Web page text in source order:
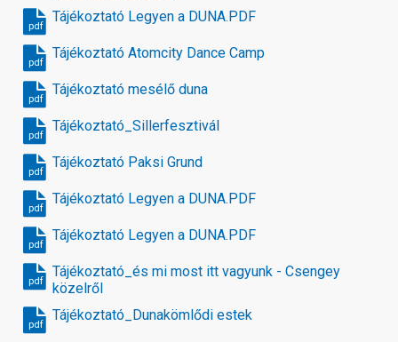
Tájékoztató Legyen a DUNA.PDF
pdf
Tájékoztató Atomcity Dance Camp
pdf
Tájékoztató mesélő duna
pdf
Tájékoztató_Sillerfesztivál
pdf
Tájékoztató Paksi Grund
pdf
Tájékoztató Legyen a DUNA.PDF
pdf
Tájékoztató Legyen a DUNA.PDF
pdf
Tájékoztató_és mi most itt vagyunk - Csengey
közelről
pdf
Tájékoztató_Dunakömlődi estek
pdf